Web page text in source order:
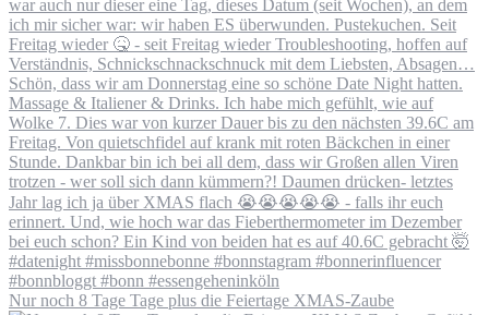
Nur noch 8 Tage Tage plus die Feiertage XMAS-Zaube